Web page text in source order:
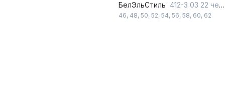
БелЭльСтиль 412-3 03 22 черный
46, 48, 50, 52, 54, 56, 58, 60, 62